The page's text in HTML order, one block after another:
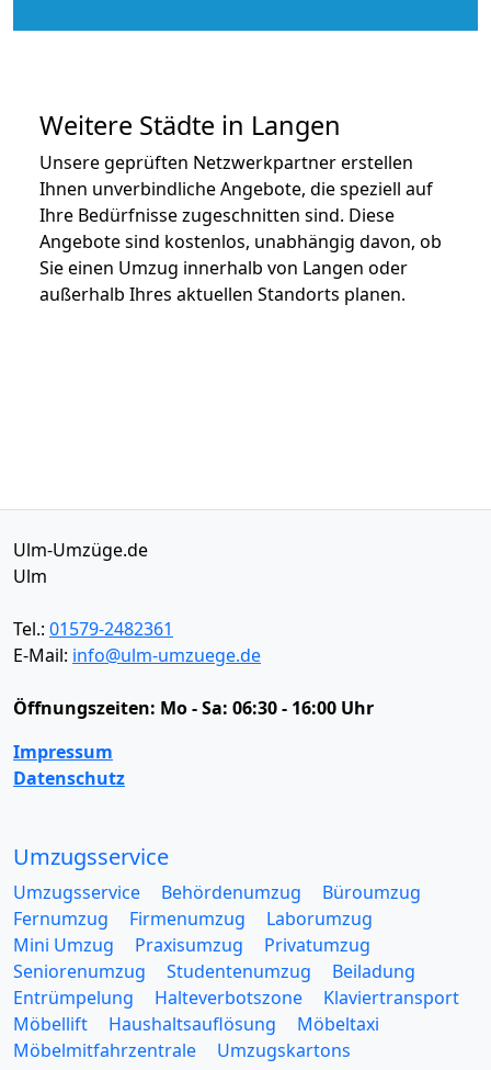
Weitere Städte in Langen
Unsere geprüften Netzwerkpartner erstellen
Ihnen unverbindliche Angebote, die speziell auf
Ihre Bedürfnisse zugeschnitten sind. Diese
Angebote sind kostenlos, unabhängig davon, ob
Sie einen Umzug innerhalb von Langen oder
außerhalb Ihres aktuellen Standorts planen.
Ulm-Umzüge.de
Ulm
Tel.: 01579-2482361
E-Mail: info@ulm-umzuege.de
Öffnungszeiten: Mo - Sa: 06:30 - 16:00 Uhr
Impressum
Datenschutz
Umzugsservice
Umzugsservice Behördenumzug
Büroumzug
Fernumzug
Firmenumzug
Laborumzug
Mini Umzug
Praxisumzug
Privatumzug
Seniorenumzug
Studentenumzug
Beiladung
Entrümpelung
Halteverbotszone
Klaviertransport
Möbellift
Haushaltsauflösung
Möbeltaxi
Möbelmitfahrzentrale
Umzugskartons